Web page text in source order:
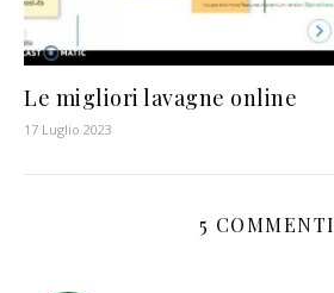
Le migliori lavagne online
17 Luglio 2023
5 COMMENTI